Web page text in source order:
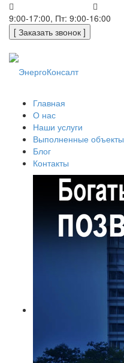
9:00-17:00, Пт: 9:00-16:00
[ Заказать звонок ]
Главная
О нас
Наши услуги
Выполненные объекты
Блог
Контакты